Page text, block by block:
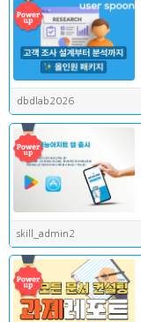
dbdlab2026
skill_admin2